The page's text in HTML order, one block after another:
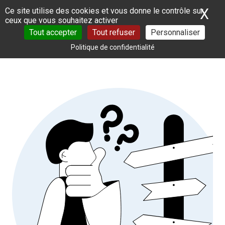
Panneau de gestion des cookies
Ce site utilise des cookies et vous donne le contrôle sur
ceux que vous souhaitez activer
Tout accepter
Tout refuser Personnaliser
Politique de confidentialité
X